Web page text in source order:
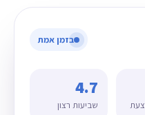
בזמן אמת
4.7
שביעות רצון